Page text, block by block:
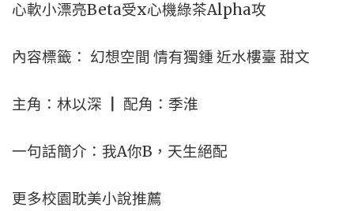
心軟小漂亮Beta受x心機綠茶Alpha攻
內容標籤： 幻想空間 情有獨鍾 近水樓臺 甜文
主角：林以深 ┃ 配角：季淮
一句話簡介：我A你B，天生絕配
更多校園耽美小說推薦